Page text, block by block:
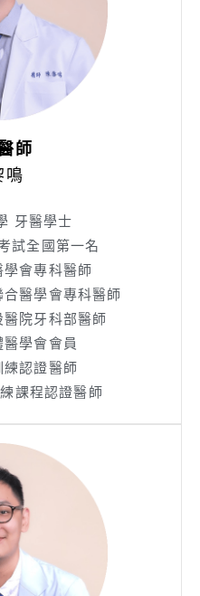
師
鳴
牙醫學士
試全國第一名
學會專科醫師
醫學會專科醫師
院牙科部醫師
學會會員
認證醫師
課程認證醫師